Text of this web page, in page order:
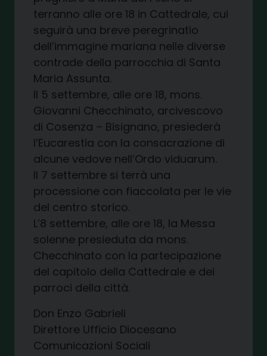
terranno alle ore 18 in Cattedrale, cui
seguirà una breve peregrinatio
dell’immagine mariana nelle diverse
contrade della parrocchia di Santa
Maria Assunta.
Il 5 settembre, alle ore 18, mons.
Giovanni Checchinato, arcivescovo
di Cosenza – Bisignano, presiederà
l’Eucarestia con la consacrazione di
alcune vedove nell’Ordo viduarum.
Il 7 settembre si terrà una
processione con fiaccolata per le vie
del centro storico.
L’8 settembre, alle ore 18, la Messa
solenne presieduta da mons.
Checchinato con la partecipazione
del capitolo della Cattedrale e dei
parroci della città.
Don Enzo Gabrieli
Direttore Ufficio Diocesano
Comunicazioni Sociali